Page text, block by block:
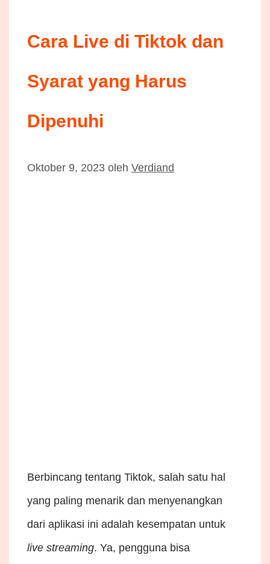
Cara Live di Tiktok dan
Syarat yang Harus
Dipenuhi
Oktober 9, 2023 oleh Verdiand
Berbincang tentang Tiktok, salah satu hal
yang paling menarik dan menyenangkan
dari aplikasi ini adalah kesempatan untuk
live streaming. Ya, pengguna bisa